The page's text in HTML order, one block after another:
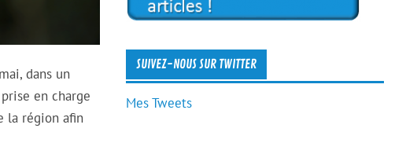
dans un
en charge
la région afin
SUIVEZ-NOUS SUR TWITTER
Mes Tweets